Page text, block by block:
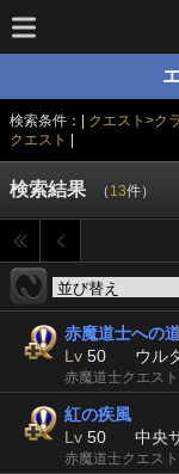
検索条件：| クエスト>ク
クエスト
検索結果 （ 13件）
赤魔道士への
Lv 50 ウル
赤魔道士クエスト
紅の疾風
Lv 50 中央
赤魔道士クエスト